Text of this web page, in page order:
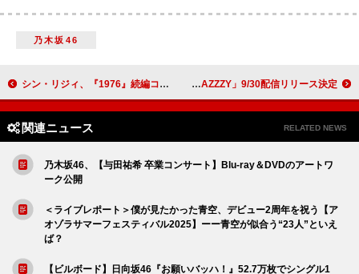
乃木坂46
シン・リジィ、『1976』続編コレクション『74-75：ナイト・ライフ／ファイティング!!』発売 Aooo、3か月連続リリース第3弾「CRAZZZY」9/30配信リリース決定
関連ニュース RELATED NEWS
乃木坂46、【与田祐希 卒業コンサート】Blu-ray＆DVDのアートワ
ーク公開
＜ライブレポート＞僕が見たかった青空、デビュー2周年を祝う【ア
オゾラサマーフェスティバル2025】ーー青空が似合う“23人”といえ
ば？
【ビルボード】日向坂46『お願いバッハ！』52.7万枚でシングル1